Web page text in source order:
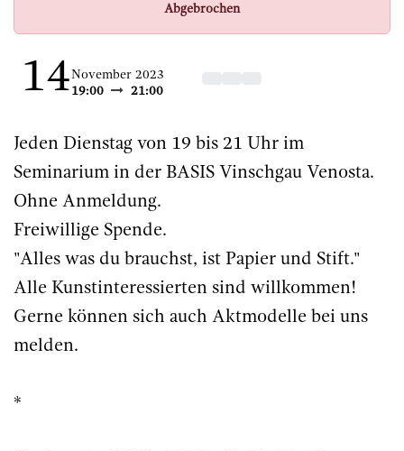
Abgebrochen
14November 2023
19:00
21:00
Jeden Dienstag von 19 bis 21 Uhr im
Seminarium in der BASIS Vinschgau Venosta.
Ohne Anmeldung.
Freiwillige Spende.
"Alles was du brauchst, ist Papier und Stift."
Alle Kunstinteressierten sind willkommen!
Gerne können sich auch Aktmodelle bei uns
melden.
*